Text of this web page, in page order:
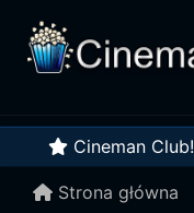
Cineman Club!
Strona główna